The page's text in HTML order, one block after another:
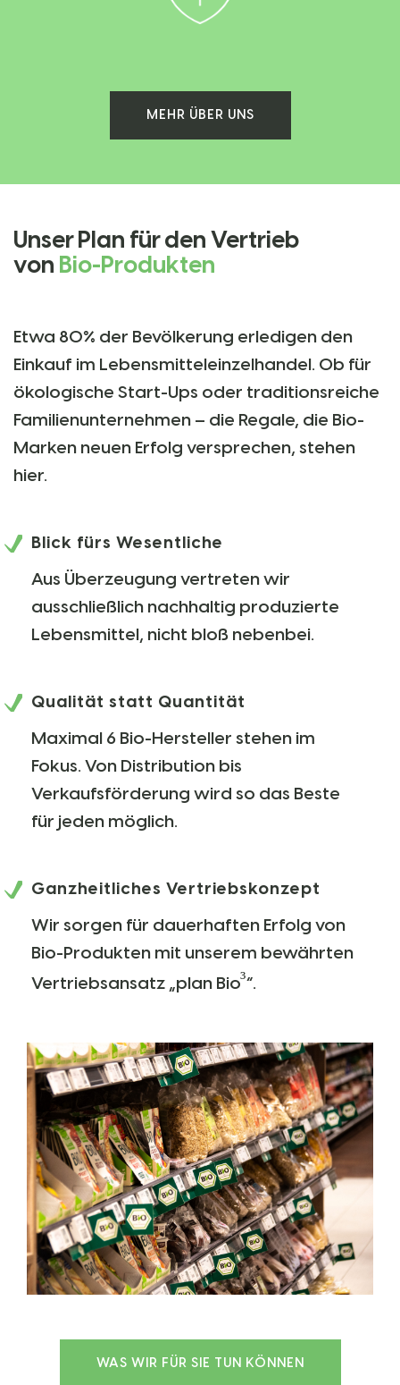
MEHR ÜBER UNS
Unser Plan für den Vertrieb
von Bio-Produkten
Etwa 80% der Bevölkerung erledigen den
Einkauf im Lebensmitteleinzelhandel. Ob für
ökologische Start-Ups oder traditionsreiche
Familienunternehmen – die Regale, die Bio-
Marken neuen Erfolg versprechen, stehen
hier.
Blick fürs Wesentliche
Aus Überzeugung vertreten wir
ausschließlich nachhaltig produzierte
Lebensmittel, nicht bloß nebenbei.
Qualität statt Quantität
Maximal 6 Bio-Hersteller stehen im
Fokus. Von Distribution bis
Verkaufsförderung wird so das Beste
für jeden möglich.
Ganzheitliches Vertriebskonzept
Wir sorgen für dauerhaften Erfolg von
Bio-Produkten mit unserem bewährten
Vertriebsansatz „plan Bio³“.
WAS WIR FÜR SIE TUN KÖNNEN